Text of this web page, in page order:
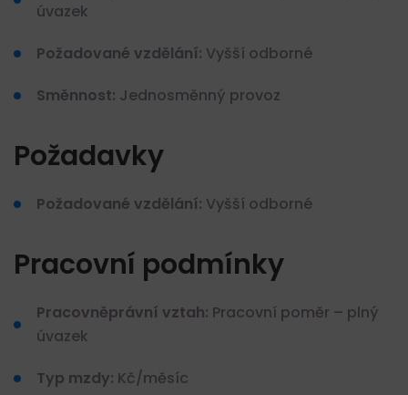
úvazek
Požadované vzdělání: Vyšší odborné
Směnnost: Jednosměnný provoz
Požadavky
Požadované vzdělání: Vyšší odborné
Pracovní podmínky
Pracovněprávní vztah: Pracovní poměr – plný
úvazek
Typ mzdy: Kč/měsíc